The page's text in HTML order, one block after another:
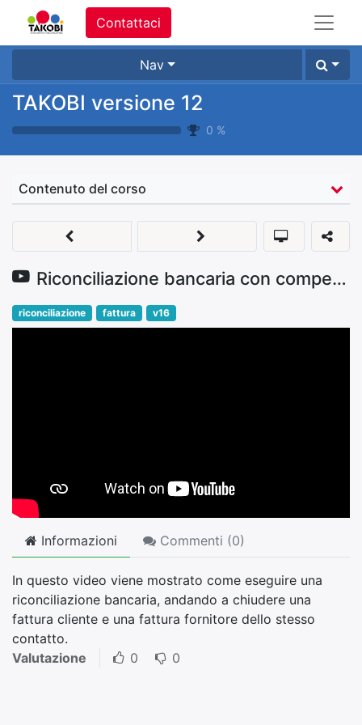
Contattaci
Nav
TAKOBI versione 12
0 %
Contenuto del corso
Riconciliazione bancaria con compensazione fatture
riconciliazione fattura v16
Informazioni Commenti (0)
In questo video viene mostrato come eseguire una
riconciliazione bancaria, andando a chiudere una
fattura cliente e una fattura fornitore dello stesso
contatto.
Valutazione
0 0